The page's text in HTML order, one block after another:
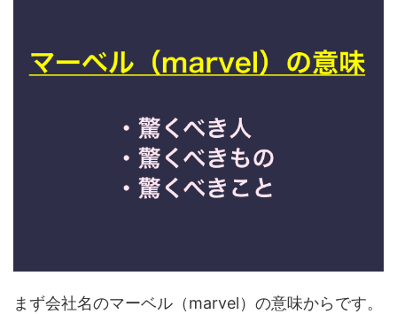
まず会社名のマーベル（marvel）の意味からです。